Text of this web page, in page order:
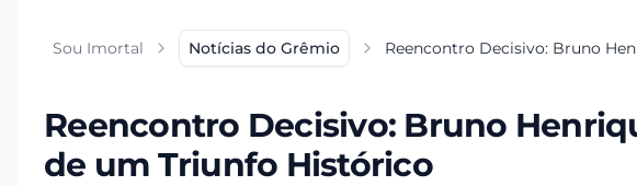
Sou Imortal Notícias do Grêmio Reencontro Decisivo: Bruno
Reencontro Decisivo: Bruno
de um Triunfo Histórico